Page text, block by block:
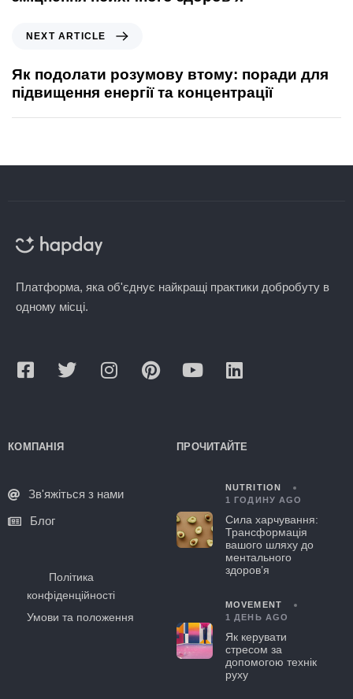
NEXT ARTICLE
Як подолати розумову втому: поради для
підвищення енергії та концентрації
Платформа, яка об'єднує найкращі практики добробуту в
одному місці.
КОМПАНІЯ
Зв'яжіться з нами
Блог
Політика
конфіденційності
Умови та положення
ПРОЧИТАЙТЕ
NUTRITION
1 ГОДИНУ AGO
Сила харчування:
Трансформація
вашого шляху до
ментального
здоров’я
MOVEMENT
1 ДЕНЬ AGO
Як керувати
стресом за
допомогою технік
руху